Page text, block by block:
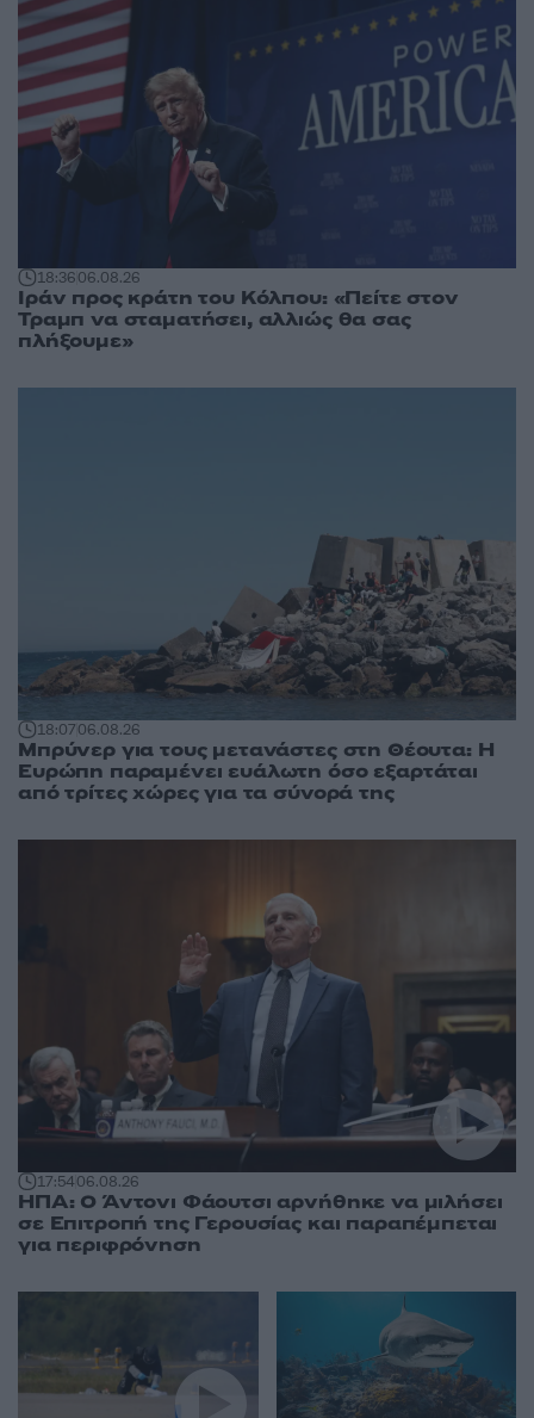
18:3606.08.26
Ιράν προς κράτη του Κόλπου: «Πείτε στον
Τραμπ να σταματήσει, αλλιώς θα σας
πλήξουμε»
18:0706.08.26
Μπρύνερ για τους μετανάστες στη Θέουτα: Η
Ευρώπη παραμένει ευάλωτη όσο εξαρτάται
από τρίτες χώρες για τα σύνορά της
17:5406.08.26
ΗΠΑ: Ο Άντονι Φάουτσι αρνήθηκε να μιλήσει
σε Επιτροπή της Γερουσίας και παραπέμπεται
για περιφρόνηση